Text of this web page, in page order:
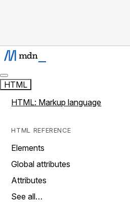
HTML
HTML: Markup language
HTML REFERENCE
Elements
Global attributes
Attributes
See all…